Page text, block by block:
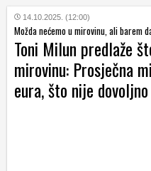
14.10.2025. (12:00)
Možda nećemo u mirovinu, ali barem
Toni Milun predlaže
mirovinu: Prosječna
eura, što nije